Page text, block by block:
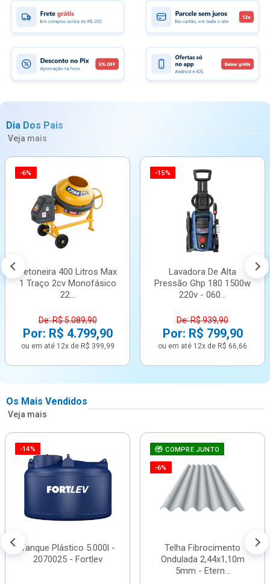
Dia Dos Pais
Veja mais
-6%
Betoneira 400 Litros Max
1 Traço 2cv Monofásico
22...
De: R$ 5.089,90
Por: R$ 4.799,90
ou em até 12x de R$ 399,99
-15%
Lavadora De Alta
Pressão Ghp 180 1500w
220v - 060...
De: R$ 939,90
Por: R$ 799,90
ou em até 12x de R$ 66,66
Os Mais Vendidos
Veja mais
-14%
Tanque Plástico 5.000l -
2070025 - Fortlev
COMPRE JUNTO
-6%
Telha Fibrocimento
Ondulada 2,44x1,10m
5mm - Etern...